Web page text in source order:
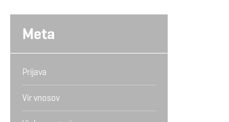
Meta
Prijava
Vir vnosov